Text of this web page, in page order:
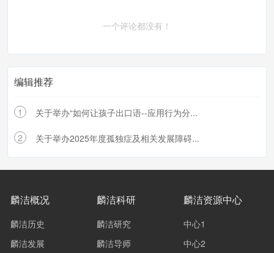
一个评论都没有！
编辑推荐
1 关于举办“如何让孩子出口语--应用行为分...
2 关于举办2025年度孤独症及相关发展障碍...
麟洁概况
麟洁历史
麟洁发展
麟洁科研
麟洁研究
麟洁导师
麟洁资源中心
中心1
中心2